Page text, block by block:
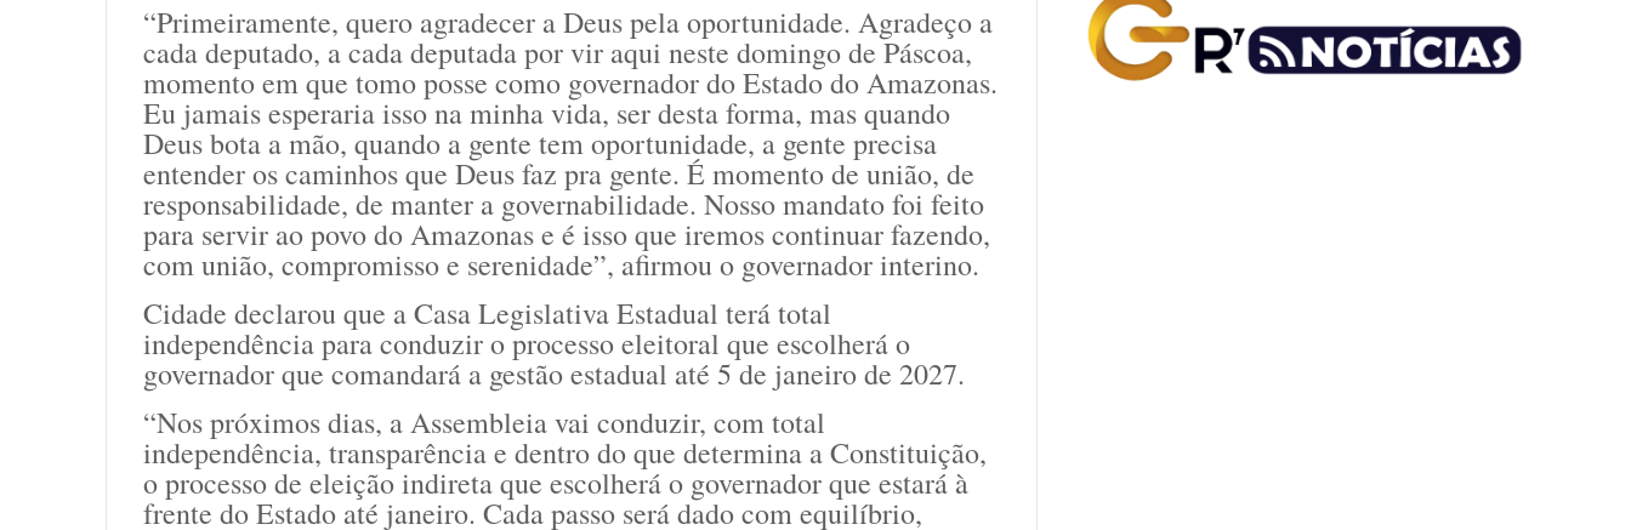
“Primeiramente, quero agradecer a Deus pela oportunidade. Agradeço a
cada deputado, a cada deputada por vir aqui neste domingo de Páscoa,
momento em que tomo posse como governador do Estado do Amazonas.
Eu jamais esperaria isso na minha vida, ser desta forma, mas quando
Deus bota a mão, quando a gente tem oportunidade, a gente precisa
entender os caminhos que Deus faz pra gente. É momento de união, de
responsabilidade, de manter a governabilidade. Nosso mandato foi feito
para servir ao povo do Amazonas e é isso que iremos continuar fazendo,
com união, compromisso e serenidade”, afirmou o governador interino.
Cidade declarou que a Casa Legislativa Estadual terá total
independência para conduzir o processo eleitoral que escolherá o
governador que comandará a gestão estadual até 5 de janeiro de 2027.
“Nos próximos dias, a Assembleia vai conduzir, com total
independência, transparência e dentro do que determina a Constituição,
o processo de eleição indireta que escolherá o governador que estará à
frente do Estado até janeiro. Cada passo será dado com equilíbrio,